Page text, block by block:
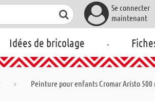
Se connecter
maintenant
Idées de bricolage .
Peinture pour enfants Cromar Aristo 500